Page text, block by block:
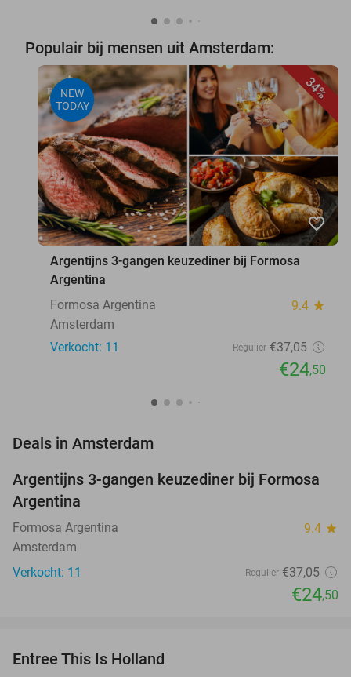
Populair bij mensen uit Amsterdam:
34%
NEW
TODAY
favorite_border
Argentijns 3-gangen keuzediner bij Formosa
Argentina
Formosa Argentina
9.4 star
Amsterdam
Verkocht: 11
Regulier €37,05
€24,50
Deals in Amsterdam
34%
NEW
TODAY
Argentijns 3-gangen keuzediner bij Formosa
Argentina
Formosa Argentina 9.4 star
Amsterdam
Verkocht: 11
Regulier €37,05
€24,50
Entree This Is Holland